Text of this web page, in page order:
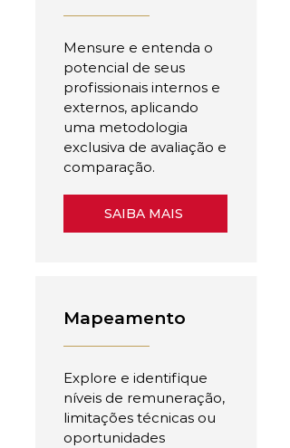
Mensure e entenda o
potencial de seus
profissionais internos e
externos, aplicando
uma metodologia
exclusiva de avaliação e
comparação.
SAIBA MAIS
Mapeamento
Explore e identifique
níveis de remuneração,
limitações técnicas ou
oportunidades